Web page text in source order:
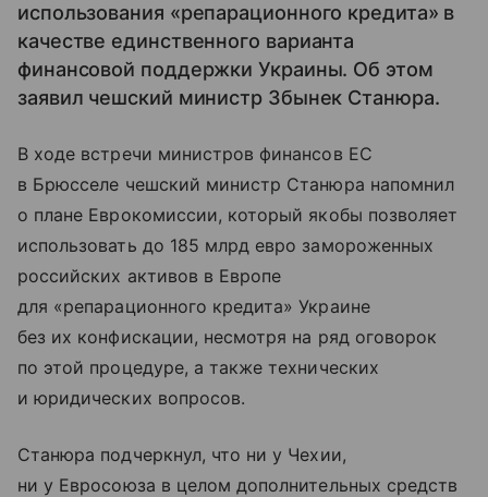
использования «репарационного кредита» в
качестве единственного варианта
финансовой поддержки Украины. Об этом
заявил чешский министр Збынек Станюра.
В ходе встречи министров финансов ЕС
в Брюсселе чешский министр Станюра напомнил
о плане Еврокомиссии, который якобы позволяет
использовать до 185 млрд евро замороженных
российских активов в Европе
для «репарационного кредита» Украине
без их конфискации, несмотря на ряд оговорок
по этой процедуре, а также технических
и юридических вопросов.
Станюра подчеркнул, что ни у Чехии,
ни у Евросоюза в целом дополнительных средств